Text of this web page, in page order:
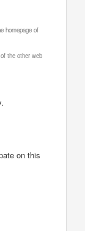
homepage of
the other web
on this